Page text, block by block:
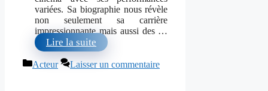
variées. Sa biographie nous révèle
non seulement sa carrière
impressionnante mais aussi des …
Lire la suite
Catégories
Acteur Laisser un commentaire